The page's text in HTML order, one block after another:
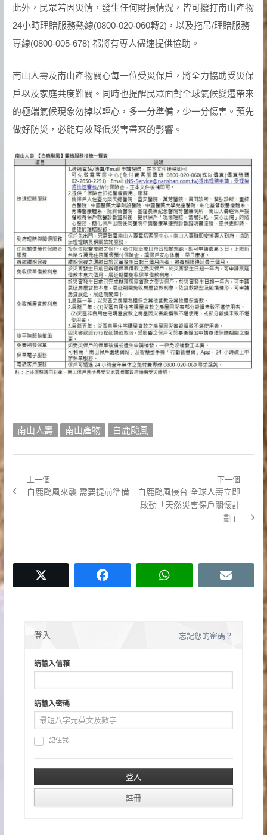
此外，民眾若因災情，發生任何財損情況，皆可撥打南山產物
24小時理賠服務熱線(0800-020-060轉2)，以及拖吊/理賠服務
專線(0800-005-678) 都將有專人儘速提供協助。
南山人壽及南山產物關心每一位受災保戶，將全力協助受災保
戶以及家庭共度難關。同時也提醒民眾面對全球氣候變遷帶來
的極端氣候現象勿掉以輕心，多一分準備，少一分傷害。預先
做好防災，必能有效降低災害帶來的影響。
南山人壽 南山產物 白鹿颱風
覽
上一個
Previous
白鹿颱風來襲 需要提前準備
下一個
Next
post:
白鹿颱風侵台 全球人壽立即
啟動「天然災害保戶關懷計
劃」
facebook whatsapp email
登入 忘記您的密碼？
請輸入信箱
請輸入密碼
記住我